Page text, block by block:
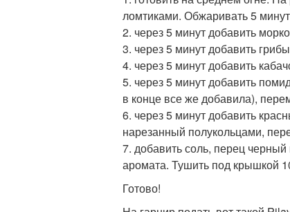
ломтиками. Обжаривать 5
2. через 5 минут добавить
3. через 5 минут добавить
4. через 5 минут добавить
5. через 5 минут добавить
в конце все же добавила),
6. через 5 минут добавить
нарезанный полукольцами,
7. добавить соль, перец
аромата. Тушить под крышкой
Готово!